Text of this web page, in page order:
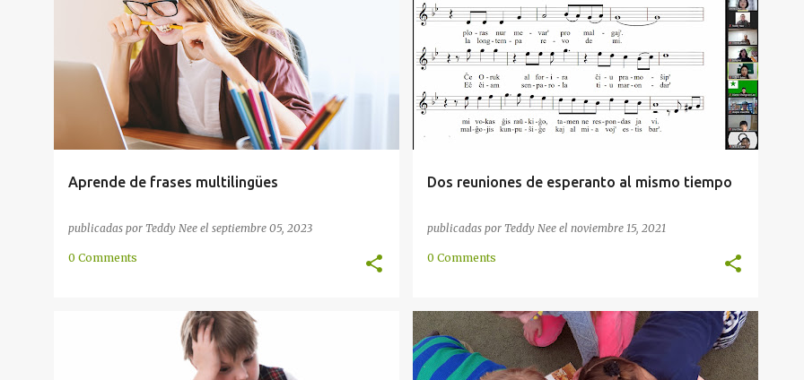
Aprende de frases multilingües
publicadas por Teddy Nee el septiembre 05, 2023
APRENDIZAJE CONVERSACIÓN EN LÍNEA
MÉTODO TRADUCTOR
0 Comments
Dos reuniones de esperanto al mismo tiempo
publicadas por Teddy Nee el noviembre 15, 2021
AMISTAD ARTIFICIAL COMUNIDAD
0 Comments
BASICOS CONVERSACIÓN APRENDIZ CONVERSACIÓN ESCUCHAR +4